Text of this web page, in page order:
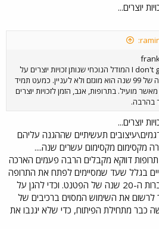
יוצרים...
I don't give a damn המודל הנוכחי שנותן זכויות יוצרים על
דברים לתקופה של 99 שנה הוא מוגזם ולא לעניין. כמעט תמיד
מאשר מועיל. בתרופות, אגב, הזמן לזכויות יוצרים
בהרבה.
יוצרים...
תעשיתיים שההגנה עליהם
מקסימום מקסימום עשרים שנה....
דווקא מקבלים הרבה פעמים הארכה
בגלל שעד שמסיימים לפתח את התרופה
כבר כמעט עוברות ה-20 שנה של הפטנט. וכדי להגן על
את השימוש המסוים ברכיבים של
כבר מתחילת הפיתוח, כדי שלא יגנבו את